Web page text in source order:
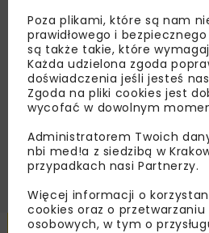
Zapoznałam/em się zPolityką
Regulaminemoraz wyrażam
podany przeze mnie adres e-
handlowej w postaci newslettera.
Poza plikami, które są nam
prawidłowego i
są także takie, które
Każda udzielona zgoda
doświadczenia jeśli jesteś
Zgoda na pliki cookies jest
wycofać w dowolnym
Administratorem Twoich
nbi med!a z siedzibą w
przypadkach nasi Partnerzy.
Więcej informacji o
cookies oraz o
osobowych, w tym o